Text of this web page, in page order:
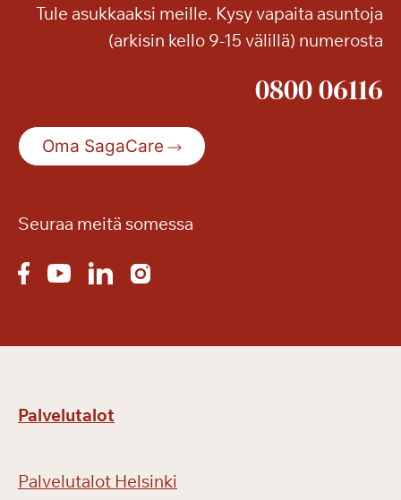
Tule asukkaaksi meille. Kysy vapaita asuntoja
(arkisin kello 9-15 välillä) numerosta
0800 06116
Oma SagaCare
Seuraa meitä somessa
Palvelutalot
Palvelutalot Helsinki